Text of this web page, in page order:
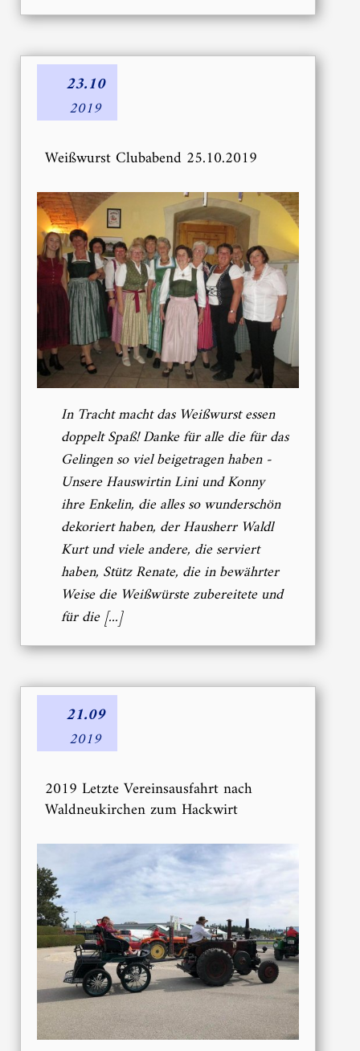
23.10
2019
Weißwurst Clubabend 25.10.2019
In Tracht macht das Weißwurst essen
doppelt Spaß! Danke für alle die für das
Gelingen so viel beigetragen haben -
Unsere Hauswirtin Lini und Konny
ihre Enkelin, die alles so wunderschön
dekoriert haben, der Hausherr Waldl
Kurt und viele andere, die serviert
haben, Stütz Renate, die in bewährter
Weise die Weißwürste zubereitete und
für die [...]
21.09
2019
2019 Letzte Vereinsausfahrt nach
Waldneukirchen zum Hackwirt